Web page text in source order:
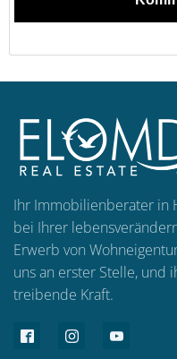
Ihr Immobilienberater in
bei Ihrer
Erwerb von
uns an erster Stelle, und
treibende Kraft.